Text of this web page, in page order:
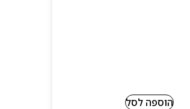
הוספה לסל